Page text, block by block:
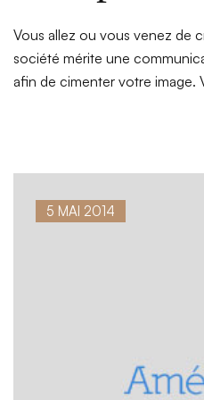
Vous allez ou vous venez de
société mérite une
afin de cimenter votre image.
5 MAI 2014